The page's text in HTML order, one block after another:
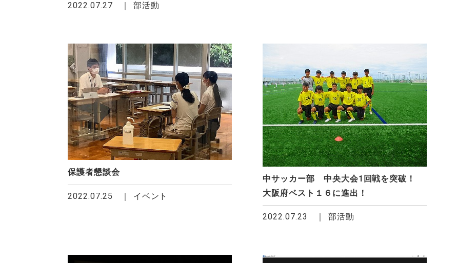
2022.07.27 部活動
保護者懇談会
2022.07.25 イベント
中サッカー部 中央大会1回戦を突破！
大阪府ベスト１６に進出！
2022.07.23 部活動